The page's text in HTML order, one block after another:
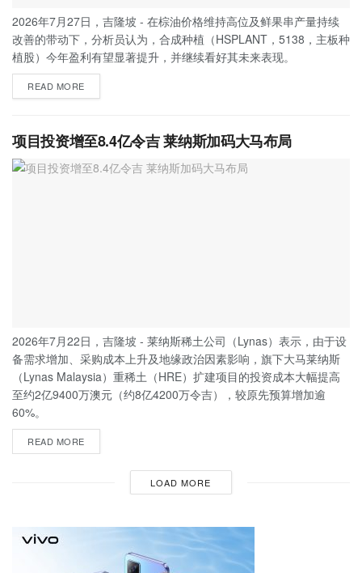
2026年7月27日，吉隆坡 - 在棕油价格维持高位及鲜果串产量持续
改善的带动下，分析员认为，合成种植（HSPLANT，5138，主板种
植股）今年盈利有望显著提升，并继续看好其未来表现。
READ MORE
项目投资增至8.4亿令吉 莱纳斯加码大马布局
2026年7月22日，吉隆坡 - 莱纳斯稀土公司（Lynas）表示，由于设
备需求增加、采购成本上升及地缘政治因素影响，旗下大马莱纳斯
（Lynas Malaysia）重稀土（HRE）扩建项目的投资成本大幅提高
至约2亿9400万澳元（约8亿4200万令吉），较原先预算增加逾
60%。
READ MORE
LOAD MORE